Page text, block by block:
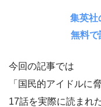
集英社
無料で
今回の記事では
「国民的アイドルに
17話を実際に読まれ